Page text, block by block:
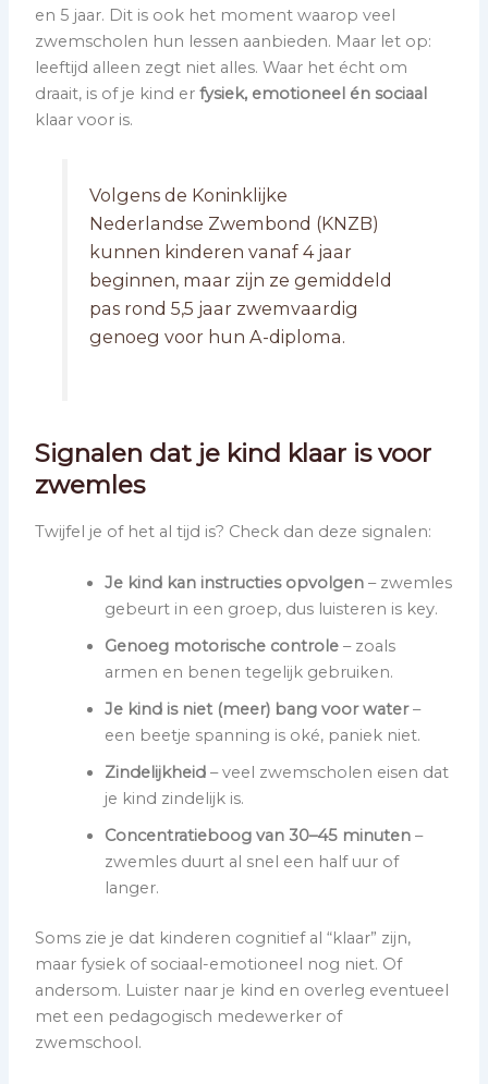
en 5 jaar. Dit is ook het moment waarop veel
zwemscholen hun lessen aanbieden. Maar let op:
leeftijd alleen zegt niet alles. Waar het écht om
draait, is of je kind erfysiek, emotioneel én sociaal
klaar voor is.
Volgens de Koninklijke
Nederlandse Zwembond (KNZB)
kunnen kinderen vanaf 4 jaar
beginnen, maar zijn ze gemiddeld
pas rond 5,5 jaar zwemvaardig
genoeg voor hun A-diploma.
Signalen dat je kind klaar is voor
zwemles
Twijfel je of het al tijd is? Check dan deze signalen:
Je kind kan instructies opvolgen – zwemles
gebeurt in een groep, dus luisteren is key.
Genoeg motorische controle – zoals
armen en benen tegelijk gebruiken.
Je kind is niet (meer) bang voor water–
een beetje spanning is oké, paniek niet.
Zindelijkheid – veel zwemscholen eisen dat
je kind zindelijk is.
Concentratieboog van 30–45 minuten –
zwemles duurt al snel een half uur of
langer.
Soms zie je dat kinderen cognitief al “klaar” zijn,
maar fysiek of sociaal-emotioneel nog niet. Of
andersom. Luister naar je kind en overleg eventueel
met een pedagogisch medewerker of
zwemschool.